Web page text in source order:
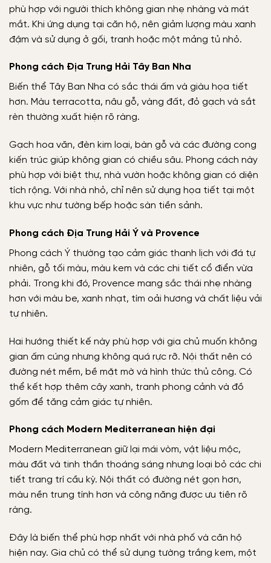
phù hợp với người thích không gian nhẹ nhàng và mát
mắt. Khi ứng dụng tại căn hộ, nên giảm lượng màu xanh
đậm và sử dụng ở gối, tranh hoặc một mảng tủ nhỏ.
Phong cách Địa Trung Hải Tây Ban Nha
Biến thể Tây Ban Nha có sắc thái ấm và giàu họa tiết
hơn. Màu terracotta, nâu gỗ, vàng đất, đỏ gạch và sắt
rèn thường xuất hiện rõ ràng.
Gạch hoa văn, đèn kim loại, bàn gỗ và các đường cong
kiến trúc giúp không gian có chiều sâu. Phong cách này
phù hợp với biệt thự, nhà vườn hoặc không gian có diện
tích rộng. Với nhà nhỏ, chỉ nên sử dụng họa tiết tại một
khu vực như tường bếp hoặc sàn tiền sảnh.
Phong cách Địa Trung Hải Ý và Provence
Phong cách Ý thường tạo cảm giác thanh lịch với đá tự
nhiên, gỗ tối màu, màu kem và các chi tiết cổ điển vừa
phải. Trong khi đó, Provence mang sắc thái nhẹ nhàng
hơn với màu be, xanh nhạt, tím oải hương và chất liệu vải
tự nhiên.
Hai hướng thiết kế này phù hợp với gia chủ muốn không
gian ấm cúng nhưng không quá rực rỡ. Nội thất nên có
đường nét mềm, bề mặt mờ và hình thức thủ công. Có
thể kết hợp thêm cây xanh, tranh phong cảnh và đồ
gốm để tăng cảm giác tự nhiên.
Phong cách Modern Mediterranean hiện đại
Modern Mediterranean giữ lại mái vòm, vật liệu mộc,
màu đất và tinh thần thoáng sáng nhưng loại bỏ các chi
tiết trang trí cầu kỳ. Nội thất có đường nét gọn hơn,
màu nền trung tính hơn và công năng được ưu tiên rõ
ràng.
Đây là biến thể phù hợp nhất với nhà phố và căn hộ
hiện nay. Gia chủ có thể sử dụng tường trắng kem, một